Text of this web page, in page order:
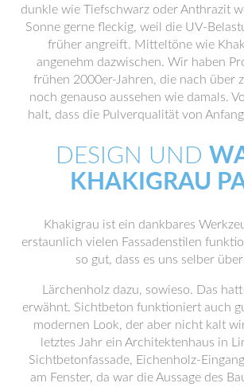
dunkle wie Tiefschwarz oder Anthrazit
Sonne gerne fleckig, weil die UV-
früher angreift. Mitteltöne wie
angenehm dazwischen. Wir haben
frühen 2000er-Jahren, die nach über
noch genauso aussehen wie damals.
halt, dass die Pulverqualität von
DESIGN UND
KHAKIGRAU
Khakigrau ist ein dankbares
erstaunlich vielen Fassadenstilen
so gut, dass es uns selber
Lärchenholz dazu, sowieso. Das
erwähnt. Sichtbeton funktioniert auch
modernen Look, der aber nicht kalt
letztes Jahr ein Architektenhaus in
Sichtbetonfassade, Eichenholz-
am Fenster, da war die Aussage des